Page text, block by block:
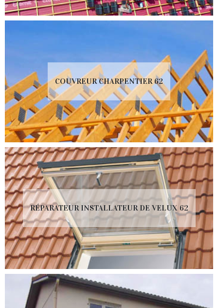
COUVREUR CHARPENTIER 62
RÉPARATEUR INSTALLATEUR DE VELUX 62